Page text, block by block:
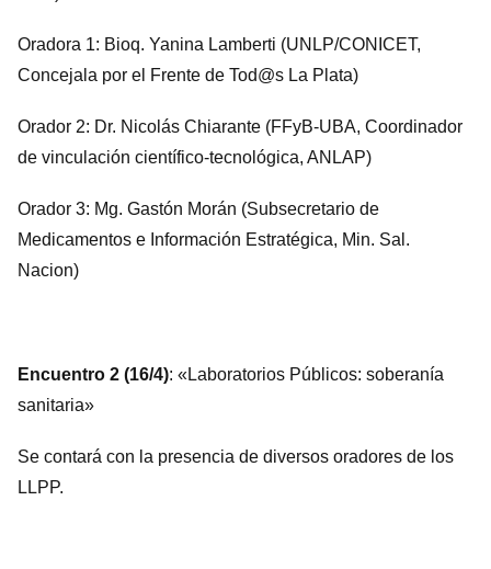
Oradora 1: Bioq. Yanina Lamberti (UNLP/CONICET,
Concejala por el Frente de Tod@s La Plata)
Orador 2: Dr. Nicolás Chiarante (FFyB-UBA, Coordinador
de vinculación científico-tecnológica, ANLAP)
Orador 3: Mg. Gastón Morán (Subsecretario de
Medicamentos e Información Estratégica, Min. Sal.
Nacion)
Encuentro 2 (16/4): «Laboratorios Públicos: soberanía
sanitaria»
Se contará con la presencia de diversos oradores de los
LLPP.